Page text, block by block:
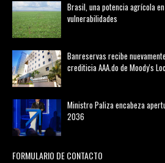
Brasil, una potencia agrícola
vulnerabilidades
Banreservas recibe
crediticia AAA.do de Moody's
Ministro Paliza encabeza
2036
FORMULARIO DE CONTACTO